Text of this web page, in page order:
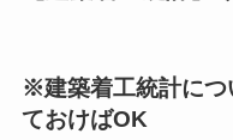
※建築着工統計につ
ておけばOK